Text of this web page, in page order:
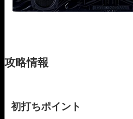
攻略情報
初打ちポイント